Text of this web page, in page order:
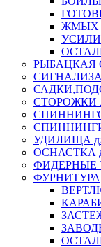
ЖМЫХ
РЫБАЦКАЯ
СТОРОЖКИ
УДИЛИЩА
ОСНАСТКА
ФИДЕРНЫЕ
ФУРНИТУРА